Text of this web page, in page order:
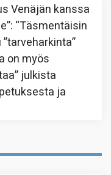
Venäjän kanssa
: “Täsmentäisin
on myös
julkista
ja